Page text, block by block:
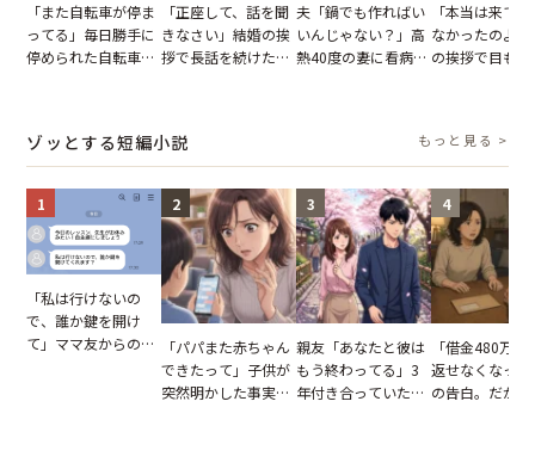
「また自転車が停ま
ってる」毎日勝手に
停められた自転車。
「正座して、話を聞
きなさい」結婚の挨
拶で長話を続けた義
夫「鍋でも作ればい
いんじゃない？」高
熱40度の妻に看病な
「本当は来て
なかったのよ
の挨拶で目も
ゾッとする短編小説 もっと見る >
1
「私は行けないの
で、誰か鍵を開け
て」ママ友からの
2
「パパまた赤ちゃん
できたって」子供が
突然明かした事実。
3
親友「あなたと彼は
もう終わってる」3
年付き合っていた彼
4
「借金480万、
返せなくなっ
の告白。だが